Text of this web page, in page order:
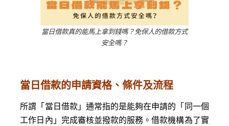
當日借款真的能馬上拿到錢嗎？免保人的借款方式
安全嗎？
當日借款的申請資格、條件及流程
所謂「當日借款」通常指的是能夠在申請的「同一個
工作日內」完成審核並撥款的服務。借款機構為了實